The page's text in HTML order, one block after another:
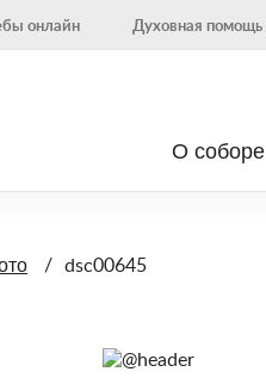
онлайн Духовная
О соборе
dsc00645